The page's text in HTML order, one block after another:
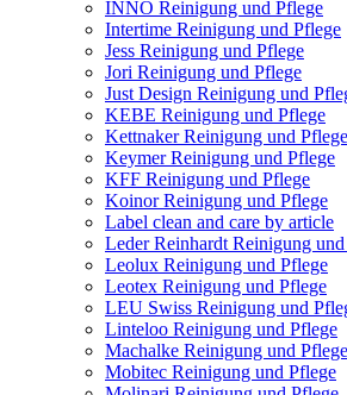
INNO Reinigung und Pflege
Intertime Reinigung und Pflege
Jess Reinigung und Pflege
Jori Reinigung und Pflege
Just Design Reinigung und
KEBE Reinigung und Pflege
Kettnaker Reinigung und Pflege
Keymer Reinigung und Pflege
KFF Reinigung und Pflege
Koinor Reinigung und Pflege
Label clean and care by article
Leder Reinhardt Reinigung
Leolux Reinigung und Pflege
Leotex Reinigung und Pflege
LEU Swiss Reinigung und
Linteloo Reinigung und Pflege
Machalke Reinigung und Pflege
Mobitec Reinigung und Pflege